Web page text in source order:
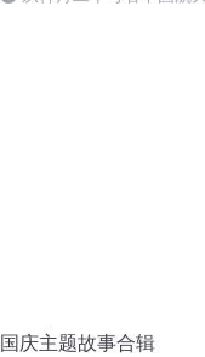
国庆主题故事合辑